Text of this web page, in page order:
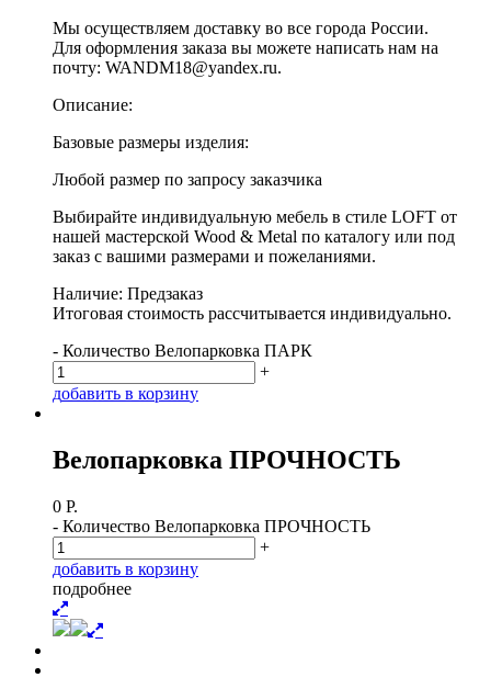
Мы осуществляем доставку во все города России.
Для оформления заказа вы можете написать нам на
почту: WANDM18@yandex.ru.
Описание:
Базовые размеры изделия:
Любой размер по запросу заказчика
Выбирайте индивидуальную мебель в стиле LOFT от
нашей мастерской Wood & Metal по каталогу или под
заказ с вашими размерами и пожеланиями.
Наличие: Предзаказ
Итоговая стоимость рассчитывается индивидуально.
- Количество Велопарковка ПАРК
+
добавить в корзину
Велопарковка ПРОЧНОСТЬ
0 Р.
- Количество Велопарковка ПРОЧНОСТЬ
+
добавить в корзину
подробнее